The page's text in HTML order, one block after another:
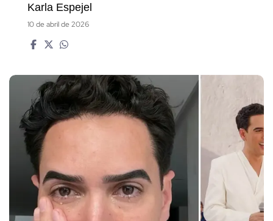
Karla Espejel
10 de abril de 2026